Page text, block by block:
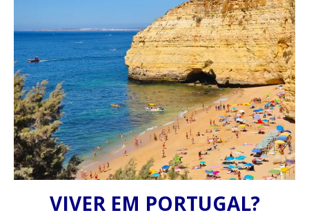
VIVER EM PORTUGAL?